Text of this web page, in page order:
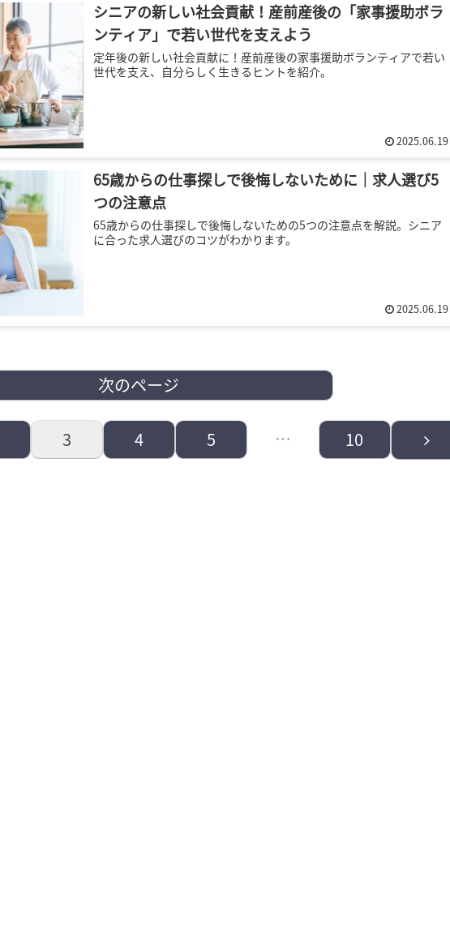
シニアの新しい社会貢献！産前産後の「家事援助ボラ
ンティア」で若い世代を支えよう
定年後の新しい社会貢献に！産前産後の家事援助ボランティアで若い
世代を支え、自分らしく生きるヒントを紹介。
2025.06.19
65歳からの仕事探しで後悔しないために｜求人選び5
つの注意点
65歳からの仕事探しで後悔しないための5つの注意点を解説。シニア
に合った求人選びのコツがわかります。
2025.06.19
次のページ
3 4 5 … 10
次